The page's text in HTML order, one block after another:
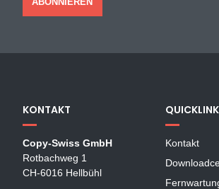
KONTAKT
Copy-Swiss GmbH
Rotbachweg 1
CH-6016 Hellbühl
Kontakt